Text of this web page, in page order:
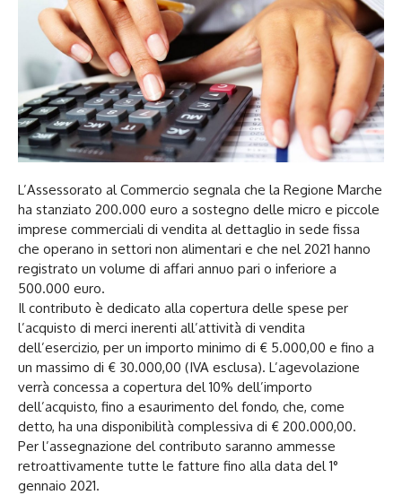
L’Assessorato al Commercio segnala che la Regione Marche
ha stanziato 200.000 euro a sostegno delle micro e piccole
imprese commerciali di vendita al dettaglio in sede fissa
che operano in settori non alimentari e che nel 2021 hanno
registrato un volume di affari annuo pari o inferiore a
500.000 euro.
Il contributo è dedicato alla copertura delle spese per
l’acquisto di merci inerenti all’attività di vendita
dell’esercizio, per un importo minimo di € 5.000,00 e fino a
un massimo di € 30.000,00 (IVA esclusa). L’agevolazione
verrà concessa a copertura del 10% dell’importo
dell’acquisto, fino a esaurimento del fondo, che, come
detto, ha una disponibilità complessiva di € 200.000,00.
Per l’assegnazione del contributo saranno ammesse
retroattivamente tutte le fatture fino alla data del 1°
gennaio 2021.